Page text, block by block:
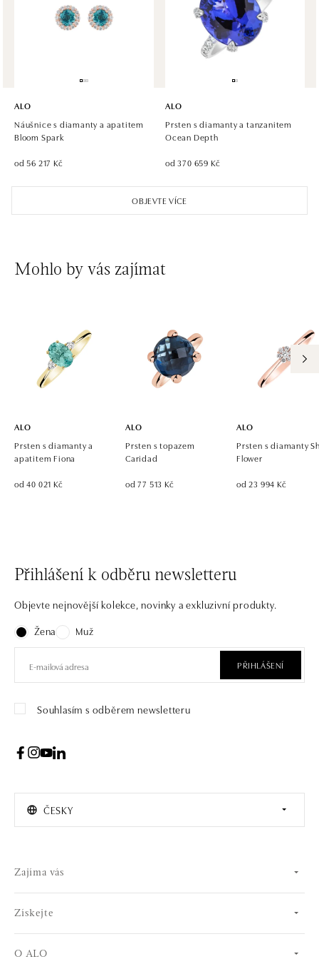
Roztylská 2321/19, 148 00 Praha 4 - Chodov
tel.: +420 773 585 559, +420 730 802 800
ALO diamonds Hilton, Košice
otevřeno v Pondělí od 09:00
Einsteinova 18, 851 01 Bratislava
ALO diamonds OC Avion, Bratislava
Ivanská cesta 16, 821 04 Bratislava
ALO diamonds OC Eurovea, Bratislava
Pribinova 8, 811 09 Bratislava
tel.: +421 917 090 700, +421 918 777 670
OBJEVTE VÍCE
ALO
Náušnice s diamanty a apatitem
Bloom Spark
od 56 217 Kč
ALO
Prsten s diamanty a tanzanitem
Ocean Depth
od 370 659 Kč
Mohlo by vás zajímat
ALO
Prsten s diamanty a
apatitem Fiona
od 40 021 Kč
ALO
Prsten s topazem
Caridad
od 77 513 Kč
ALO
Prsten s diamanty
Flower
od 23 994 Kč
Přihlášení k odběru newsletteru
Objevte nejnovější kolekce, novinky a exkluzivní produkty.
Žena
Muž
PŘIHLÁŠENÍ
Souhlasím s odběrem newsletteru
ČESKY
Zajíma vás
Získejte
O ALO